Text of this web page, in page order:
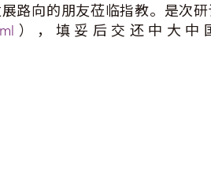
路向的朋友莅临指教。是次
），填妥后交还中大中